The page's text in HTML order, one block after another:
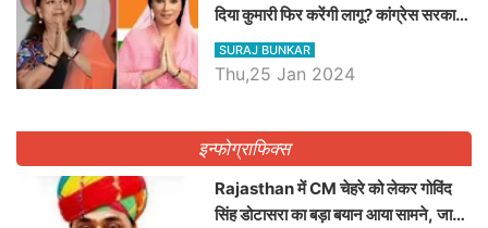
दिया कुमारी फिर करेंगी लागू? कांग्रेस सरकार
ने किया था निरस्त
SURAJ BUNKAR
Thu,25 Jan 2024
इन्फोग्राफिक्स
Rajasthan में CM चेहरे को लेकर गोविंद
सिंह डोटासरा का बड़ा बयान आया सामने, जानें